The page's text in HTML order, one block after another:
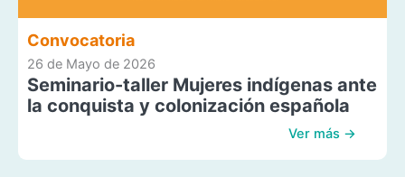
Convocatoria
26 de Mayo de 2026
Seminario-taller Mujeres indígenas ante
la conquista y colonización española
Ver más →